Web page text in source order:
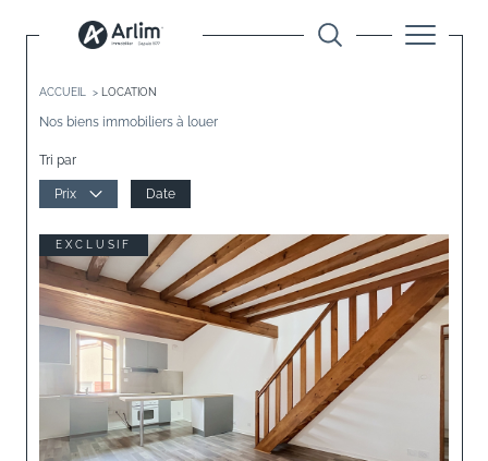
ACCUEIL LOCATION
Nos biens immobiliers à louer
Tri par
Prix Date
EXCLUSIF